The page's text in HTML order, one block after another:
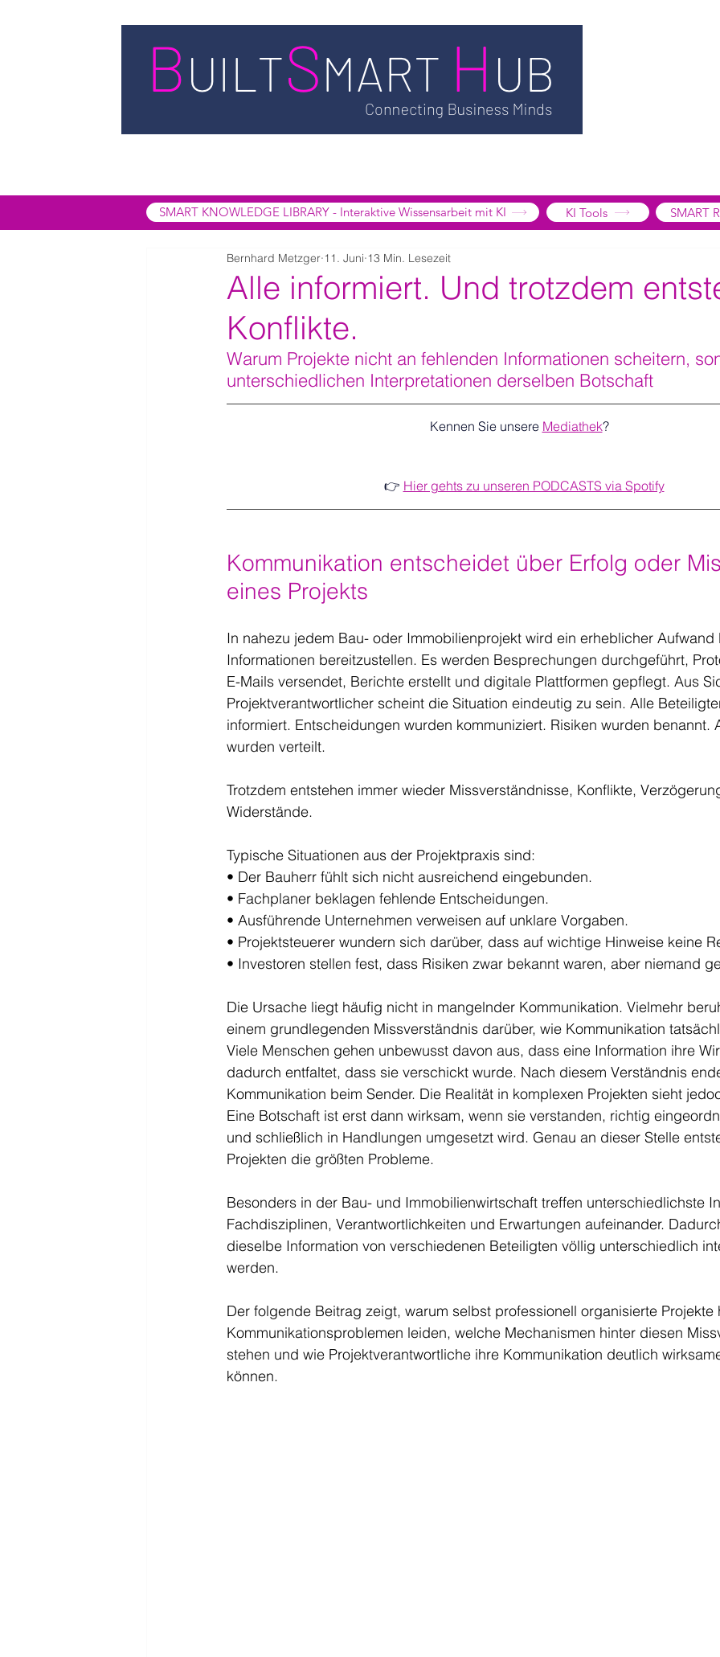
SMART KNOWLEDGE LIBRARY - Interaktive Wissensarbeit mit KI KI Tools SMART
Alle informiert. Und trotzdem
Konflikte.
Bernhard Metzger 11. Juni 13 Min. Lesezeit
Warum Projekte nicht an fehlenden Informationen scheitern,
unterschiedlichen Interpretationen derselben Botschaft
Kennen Sie unsere Mediathek?
👉 Hier gehts zu unseren PODCASTS via Spotify
Kommunikation entscheidet über Erfolg oder
eines Projekts
In nahezu jedem Bau- oder Immobilienprojekt wird ein erheblicher
Informationen bereitzustellen. Es werden Besprechungen durchgeführt,
E-Mails versendet, Berichte erstellt und digitale Plattformen gepflegt. Aus
Projektverantwortlicher scheint die Situation eindeutig zu sein. Alle
informiert. Entscheidungen wurden kommuniziert. Risiken wurden benannt.
wurden verteilt.
Trotzdem entstehen immer wieder Missverständnisse, Konflikte,
Widerstände.
Typische Situationen aus der Projektpraxis sind:
• Der Bauherr fühlt sich nicht ausreichend eingebunden.
• Fachplaner beklagen fehlende Entscheidungen.
• Ausführende Unternehmen verweisen auf unklare Vorgaben.
• Projektsteuerer wundern sich darüber, dass auf wichtige Hinweise keine
• Investoren stellen fest, dass Risiken zwar bekannt waren, aber niemand
Die Ursache liegt häufig nicht in mangelnder Kommunikation. Vielmehr
einem grundlegenden Missverständnis darüber, wie Kommunikation
Viele Menschen gehen unbewusst davon aus, dass eine Information ihre
dadurch entfaltet, dass sie verschickt wurde. Nach diesem Verständnis
Kommunikation beim Sender. Die Realität in komplexen Projekten sieht
Eine Botschaft ist erst dann wirksam, wenn sie verstanden, richtig
und schließlich in Handlungen umgesetzt wird. Genau an dieser Stelle
Projekten die größten Probleme.
Besonders in der Bau- und Immobilienwirtschaft treffen unterschiedlichste
Fachdisziplinen, Verantwortlichkeiten und Erwartungen aufeinander.
dieselbe Information von verschiedenen Beteiligten völlig unterschiedlich
werden.
Der folgende Beitrag zeigt, warum selbst professionell organisierte
Kommunikationsproblemen leiden, welche Mechanismen hinter diesen
stehen und wie Projektverantwortliche ihre Kommunikation deutlich
können.